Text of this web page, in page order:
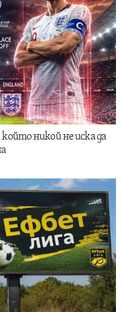
никой не иска да